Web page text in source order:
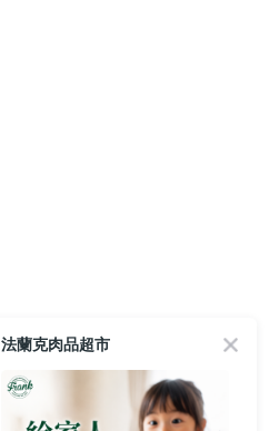
法蘭克肉品超市